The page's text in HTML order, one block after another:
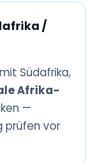
/
Südafrika,
Afrika-
—
prüfen vor